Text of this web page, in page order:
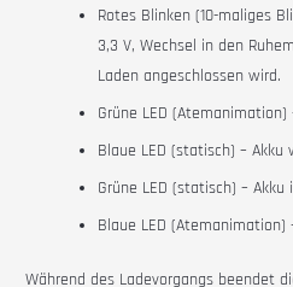
Rotes Blinken (10-maliges
3,3 V, Wechsel in den
Laden angeschlossen wird.
Grüne LED(Atemanimation)
Blaue LED (statisch) – Akku
Grüne LED (statisch) –
Blaue LED (Atemanimation)
Während des Ladevorgangs beendet